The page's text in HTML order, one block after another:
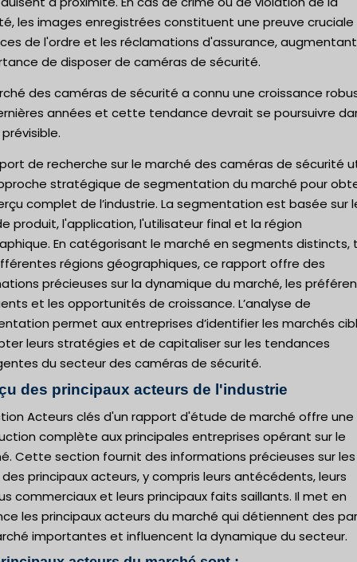
les images enregistrées constituent une preuve cruciale
de l'ordre et les réclamations d'assurance,
de disposer de caméras de sécurité.
des caméras de sécurité a connu une croissance
années et cette tendance devrait se poursuivre
de recherche sur le marché des caméras de sécurité
stratégique de segmentation du marché pour
complet de l’industrie. La segmentation est basée sur
produit, l'application, l'utilisateur final et la région
En catégorisant le marché en segments distincts,
régions géographiques, ce rapport offre des
précieuses sur la dynamique du marché, les
et les opportunités de croissance. L’analyse de
permet aux entreprises d’identifier les marchés
leurs stratégies et de capitaliser sur les tendances
du secteur des caméras de sécurité.
des principaux acteurs de l'industrie
Acteurs clés d'un rapport d'étude de marché offre une
complète aux principales entreprises opérant sur le
Cette section fournit des informations précieuses sur les
principaux acteurs, y compris leurs antécédents, leurs
commerciaux et leurs principaux faits saillants. Il met en
les principaux acteurs du marché qui détiennent des
importantes et influencent la dynamique du secteur.